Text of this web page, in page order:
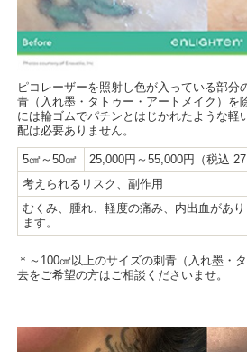
ピコレーザーを照射し色が入っている部分
青（入れ墨・タトゥー・アートメイク）を
には輪ゴムでパチンとはじかれたような軽
配は必要ありません。
5㎠～50㎠
25,000円～55,000円（税込
考えられるリスク、副作用
むくみ、腫れ、軽度の痛み、内出血があ
ます。
＊～100㎠以上のサイズの刺青（入れ墨・
去をご希望の方はご相談くださいませ。